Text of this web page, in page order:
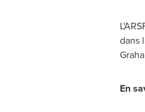
dans
En